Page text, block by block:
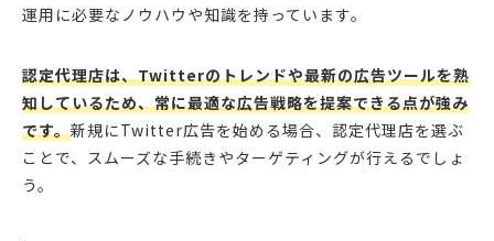
運用に必要なノウハウや知識を持っています。
認定代理店は、Twitterのトレンドや最新の広告ツールを熟
知しているため、常に最適な広告戦略を提案できる点が強み
です。新規にTwitter広告を始める場合、認定代理店を選ぶ
ことで、スムーズな手続きやターゲティングが行えるでしょ
う。